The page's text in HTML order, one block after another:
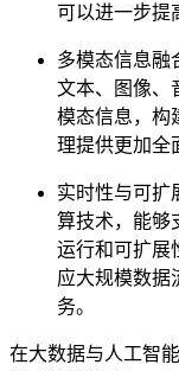
可以进一步提
多模态信息融
文本、图像、
模态信息，构
理提供更加全
实时性与可扩
算技术，能够
运行和可扩展
应大规模数据
务。
在大数据与人工智